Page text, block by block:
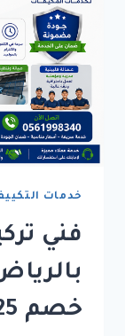
خدمات
فني
خصم 25% اتصل الان